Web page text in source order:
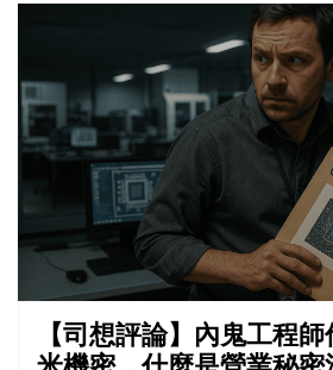
【司想評論】內鬼工程